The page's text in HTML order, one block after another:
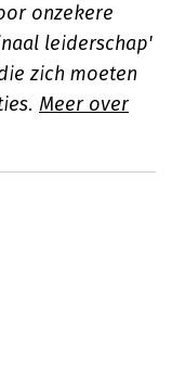
onzekere
leiderschap'
zich moeten
Meer over